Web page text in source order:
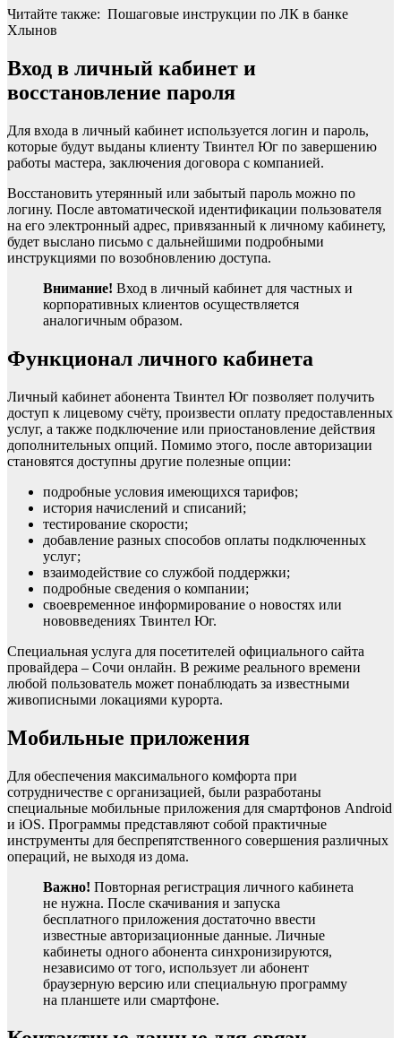
Читайте также: Пошаговые инструкции по ЛК в банке
Хлынов
Вход в личный кабинет и
восстановление пароля
Для входа в личный кабинет используется логин и пароль,
которые будут выданы клиенту Твинтел Юг по завершению
работы мастера, заключения договора с компанией.
Восстановить утерянный или забытый пароль можно по
логину. После автоматической идентификации пользователя
на его электронный адрес, привязанный к личному кабинету,
будет выслано письмо с дальнейшими подробными
инструкциями по возобновлению доступа.
Внимание! Вход в личный кабинет для частных и
корпоративных клиентов осуществляется
аналогичным образом.
Функционал личного кабинета
Личный кабинет абонента Твинтел Юг позволяет получить
доступ к лицевому счёту, произвести оплату предоставленных
услуг, а также подключение или приостановление действия
дополнительных опций. Помимо этого, после авторизации
становятся доступны другие полезные опции:
подробные условия имеющихся тарифов;
история начислений и списаний;
тестирование скорости;
добавление разных способов оплаты подключенных
услуг;
взаимодействие со службой поддержки;
подробные сведения о компании;
своевременное информирование о новостях или
нововведениях Твинтел Юг.
Специальная услуга для посетителей официального сайта
провайдера – Сочи онлайн. В режиме реального времени
любой пользователь может понаблюдать за известными
живописными локациями курорта.
Мобильные приложения
Для обеспечения максимального комфорта при
сотрудничестве с организацией, были разработаны
специальные мобильные приложения для смартфонов Android
и iOS. Программы представляют собой практичные
инструменты для беспрепятственного совершения различных
операций, не выходя из дома.
Важно! Повторная регистрация личного кабинета
не нужна. После скачивания и запуска
бесплатного приложения достаточно ввести
известные авторизационные данные. Личные
кабинеты одного абонента синхронизируются,
независимо от того, использует ли абонент
браузерную версию или специальную программу
на планшете или смартфоне.